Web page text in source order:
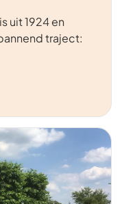
uit 1924 en
traject: